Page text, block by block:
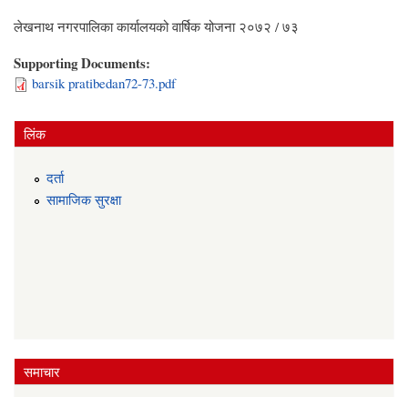
लेखनाथ नगरपालिका कार्यालयको वार्षिक योजना २०७२ / ७३
Supporting Documents:
barsik pratibedan72-73.pdf
लिंक
दर्ता
सामाजिक सुरक्षा
समाचार